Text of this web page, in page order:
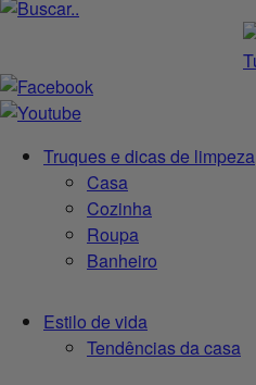
Truques e dicas de limpeza
Casa
Cozinha
Roupa
Banheiro
Estilo de vida
Tendências da casa